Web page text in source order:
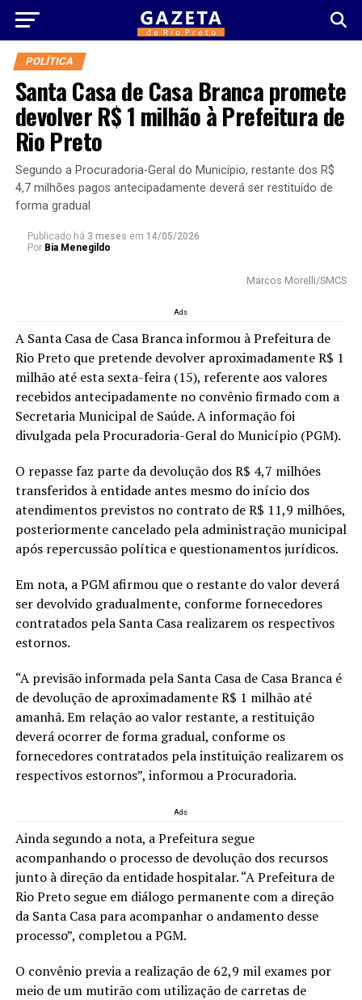
POLÍTICA
Santa Casa de Casa Branca promete
devolver R$ 1 milhão à Prefeitura de
Rio Preto
Segundo a Procuradoria-Geral do Município, restante dos R$
4,7 milhões pagos antecipadamente deverá ser restituído de
forma gradual
Publicado há 3 meses em 14/05/2026
Por Bia Menegildo
Marcos Morelli/SMCS
Ads
A Santa Casa de Casa Branca informou à Prefeitura de
Rio Preto que pretende devolver aproximadamente R$ 1
milhão até esta sexta-feira (15), referente aos valores
recebidos antecipadamente no convênio firmado com a
Secretaria Municipal de Saúde. A informação foi
divulgada pela Procuradoria-Geral do Município (PGM).
O repasse faz parte da devolução dos R$ 4,7 milhões
transferidos à entidade antes mesmo do início dos
atendimentos previstos no contrato de R$ 11,9 milhões,
posteriormente cancelado pela administração municipal
após repercussão política e questionamentos jurídicos.
Em nota, a PGM afirmou que o restante do valor deverá
ser devolvido gradualmente, conforme fornecedores
contratados pela Santa Casa realizarem os respectivos
estornos.
“A previsão informada pela Santa Casa de Casa Branca é
de devolução de aproximadamente R$ 1 milhão até
amanhã. Em relação ao valor restante, a restituição
deverá ocorrer de forma gradual, conforme os
fornecedores contratados pela instituição realizarem os
respectivos estornos”, informou a Procuradoria.
Ads
Ainda segundo a nota, a Prefeitura segue
acompanhando o processo de devolução dos recursos
junto à direção da entidade hospitalar. “A Prefeitura de
Rio Preto segue em diálogo permanente com a direção
da Santa Casa para acompanhar o andamento desse
processo”, completou a PGM.
O convênio previa a realização de 62,9 mil exames por
meio de um mutirão com utilização de carretas de